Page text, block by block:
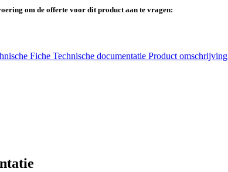
om de offerte voor dit product aan te vragen:
Fiche Technische documentatie Product omschrijving